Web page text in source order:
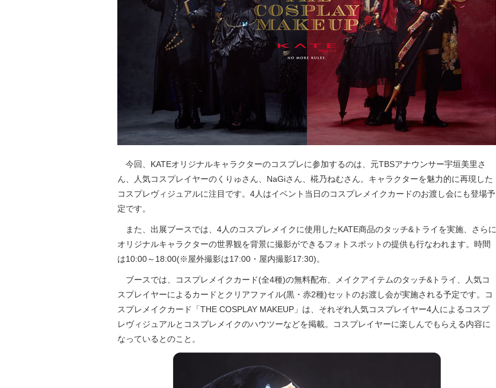
今回、KATEオリジナルキャラクターのコスプレに参加するのは、元TBSアナウンサー宇垣美里さ
ん、人気コスプレイヤーのくりゅさん、NaGiさん、椛乃ねむさん。キャラクターを魅力的に再現した
コスプレヴィジュアルに注目です。4人はイベント当日のコスプレメイクカードのお渡し会にも登場予
定です。
また、出展ブースでは、4人のコスプレメイクに使用したKATE商品のタッチ&トライを実施、さらに
オリジナルキャラクターの世界観を背景に撮影ができるフォトスポットの提供も行なわれます。時間
は10:00～18:00(※屋外撮影は17:00・屋内撮影17:30)。
ブースでは、コスプレメイクカード(全4種)の無料配布、メイクアイテムのタッチ&トライ、人気コ
スプレイヤーによるカードとクリアファイル(黒・赤2種)セットのお渡し会が実施される予定です。コ
スプレメイクカード「THE COSPLAY MAKEUP」は、それぞれ人気コスプレイヤー4人によるコスプ
レヴィジュアルとコスプレメイクのハウツーなどを掲載。コスプレイヤーに楽しんでもらえる内容に
なっているとのこと。